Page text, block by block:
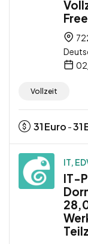
Vollzeit
31Euro -31
IT,
IT-